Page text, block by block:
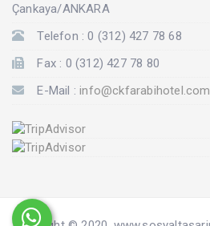
Çankaya/ANKARA
Telefon : 0 (312) 427 78 68
Fax : 0 (312) 427 78 80
E-Mail :info@ckfarabihotel.com